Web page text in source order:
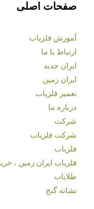
صفحات اصلی
آموزش فلزیاب
ارتباط با ما
ایران جدید
ایران زمین
تعمیر فلزیاب
درباره ما
شرکت
شرکت فلزیاب
فلزیاب
فلزیاب ایران زمین ،
طلایاب
نشانه گنج